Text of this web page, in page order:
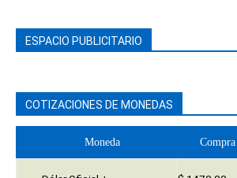
ESPACIO PUBLICITARIO
COTIZACIONES DE MONEDAS
Moneda Compra